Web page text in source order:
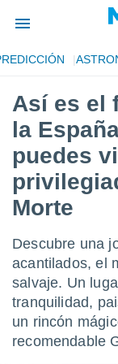
de
por
la
se
calidad.
a este
y
forma
digital
basada
Así es el
la
puedes
Morte
Descubre una
acantilados, el
salvaje. Un
tranquilidad,
un rincón
recomendable